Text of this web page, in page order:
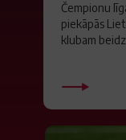
Čempionu
piekāpās
klubam